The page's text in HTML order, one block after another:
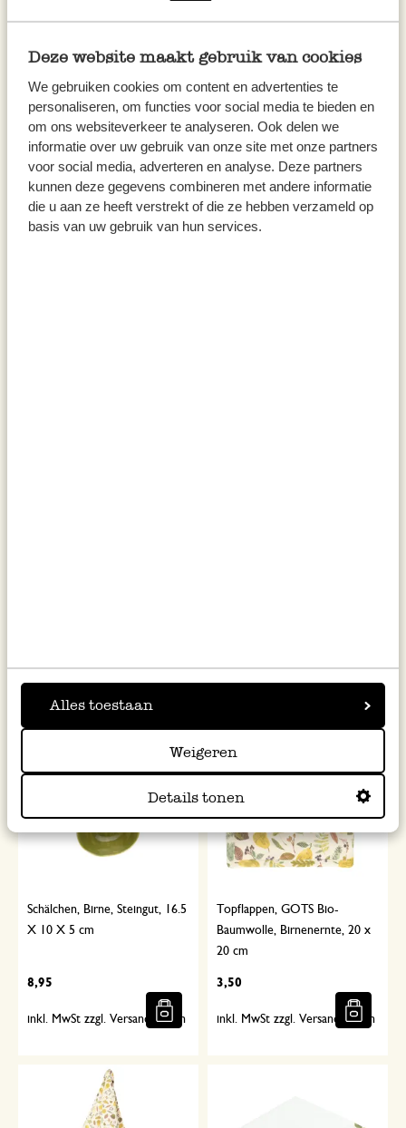
Deze website maakt gebruik van cookies
We gebruiken cookies om content en advertenties te
personaliseren, om functies voor social media te bieden en
om ons websiteverkeer te analyseren. Ook delen we
informatie over uw gebruik van onze site met onze partners
voor social media, adverteren en analyse. Deze partners
kunnen deze gegevens combineren met andere informatie
die u aan ze heeft verstrekt of die ze hebben verzameld op
basis van uw gebruik van hun services.
Alles toestaan
Weigeren
Details tonen
Zimtzucker, Tüte 150 g
Sirup Zimt/ Kardamom,
inkl. MwSt zzgl. Versandkosten inkl. MwSt zzgl. Versandkosten
Schälchen, Birne, Steingut, 16.5
X 10 X 5 cm
8,95
inkl. MwSt zzgl. Versandkosten
Topflappen, GOTS Bio-
Baumwolle, Birnenernte, 20 x
20 cm
3,50
inkl. MwSt zzgl. Versandkosten